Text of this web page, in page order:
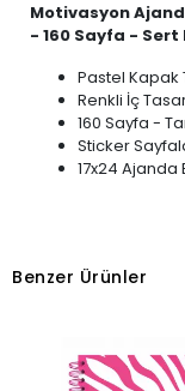
Motivasyon
- 160 Sayfa - Sert
Pastel Kapak
Renkli İç
160 Sayfa -
Sticker
17x24 Ajanda
Benzer Ürünler